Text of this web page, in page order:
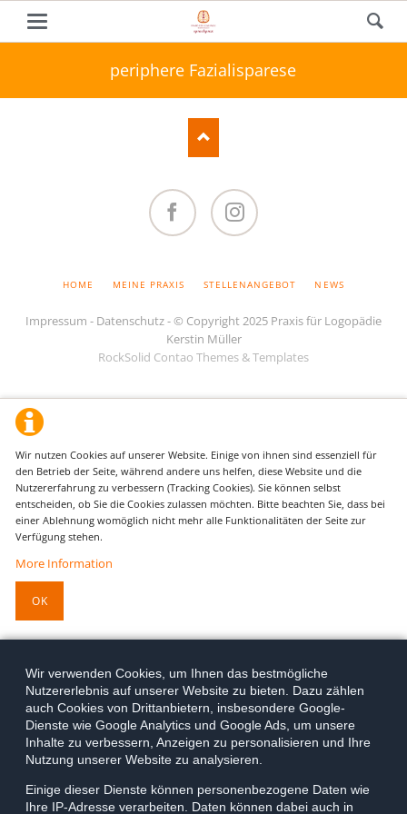
periphere Fazialisparese
HOME MEINE PRAXIS STELLENANGEBOT NEWS
Impressum - Datenschutz- © Copyright 2025 Praxis für Logopädie
Kerstin Müller
RockSolid Contao Themes & Templates
Wir nutzen Cookies auf unserer Website. Einige von ihnen sind essenziell für
den Betrieb der Seite, während andere uns helfen, diese Website und die
Nutzererfahrung zu verbessern (Tracking Cookies). Sie können selbst
entscheiden, ob Sie die Cookies zulassen möchten. Bitte beachten Sie, dass bei
einer Ablehnung womöglich nicht mehr alle Funktionalitäten der Seite zur
Verfügung stehen.
More Information
OK
Wir verwenden Cookies, um Ihnen das bestmögliche
Nutzererlebnis auf unserer Website zu bieten. Dazu zählen
auch Cookies von Drittanbietern, insbesondere Google-
Dienste wie Google Analytics und Google Ads, um unsere
Inhalte zu verbessern, Anzeigen zu personalisieren und Ihre
Nutzung unserer Website zu analysieren.
Einige dieser Dienste können personenbezogene Daten wie
Ihre IP-Adresse verarbeiten. Daten können dabei auch in